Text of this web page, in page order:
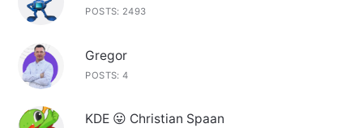
POSTS: 2493
Gregor
POSTS: 4
KDE 😛 Christian Spaan